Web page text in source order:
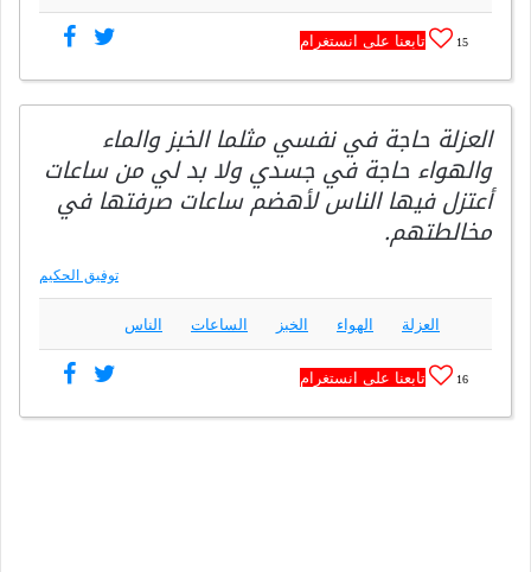
15 تابعنا على انستغرام
العزلة حاجة في نفسي مثلما الخبز والماء
والهواء حاجة في جسدي ولا بد لي من ساعات
أعتزل فيها الناس لأهضم ساعات صرفتها في
مخالطتهم.
توفيق الحكيم
العزلة الهواء الخبز الساعات الناس
16 تابعنا على انستغرام